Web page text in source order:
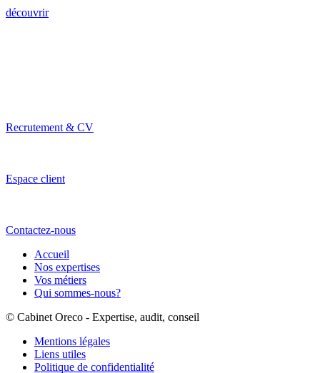
découvrir
Recrutement & CV
Espace client
Contactez-nous
Accueil
Nos expertises
Vos métiers
Qui sommes-nous?
© Cabinet Oreco - Expertise, audit, conseil
Mentions légales
Liens utiles
Politique de confidentialité